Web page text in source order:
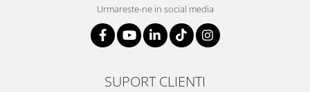
Urmareste-ne in social media
SUPORT CLIENTI